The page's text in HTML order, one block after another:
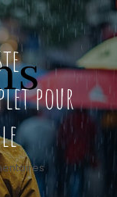
pour